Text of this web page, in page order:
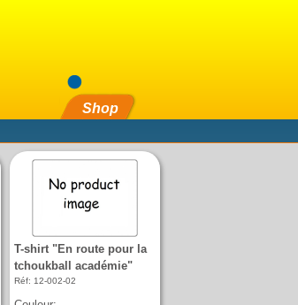
Shop
T-shirt "En route pour la
tchoukball académie"
Réf: 12-002-02